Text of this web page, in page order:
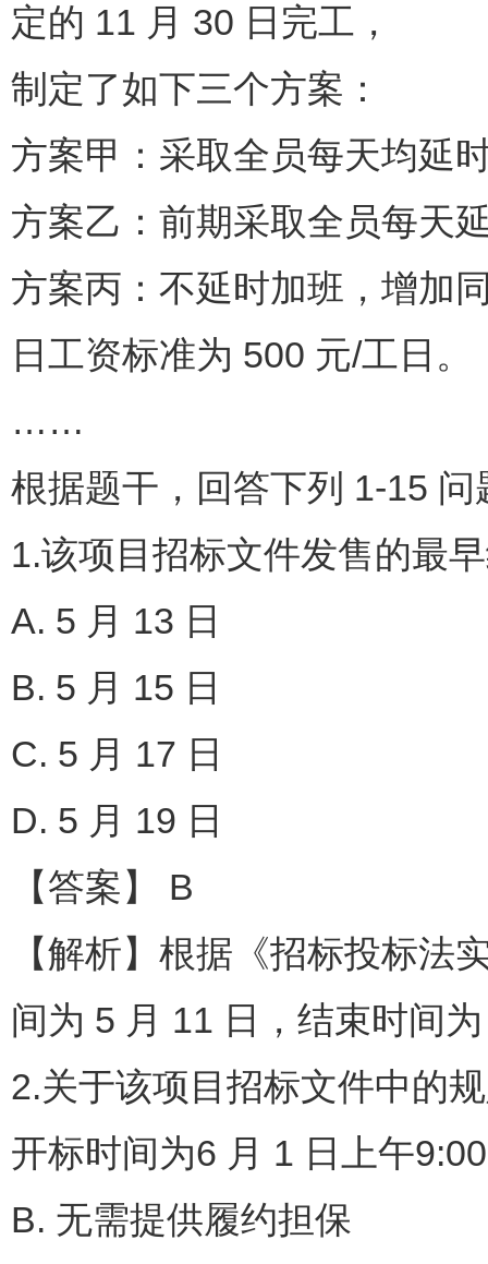
定的 11 月 30 日完工，
制定了如下三个方案：
方案甲：采取全员每天均延
方案乙：前期采取全员每天
方案丙：不延时加班，增加
日工资标准为 500 元/工日。
……
根据题干，回答下列 1-15 问
1.该项目招标文件发售的最
A. 5 月 13 日
B. 5 月 15 日
C. 5 月 17 日
D. 5 月 19 日
【答案】 B
【解析】根据《招标投标法
间为 5 月 11 日，结束时间
2.关于该项目招标文件中的
开标时间为6 月 1 日上午9:00
B. 无需提供履约担保